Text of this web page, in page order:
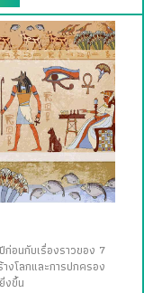
อนกับเรื่องราวของ 7
งโลกและการปกครอง
งขึ้น